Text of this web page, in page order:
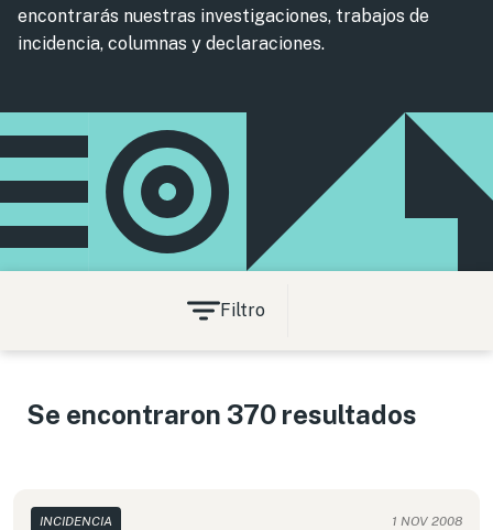
encontrarás nuestras investigaciones, trabajos de
incidencia, columnas y declaraciones.
Filtro
Se encontraron 370 resultados
INCIDENCIA 1 NOV 2008